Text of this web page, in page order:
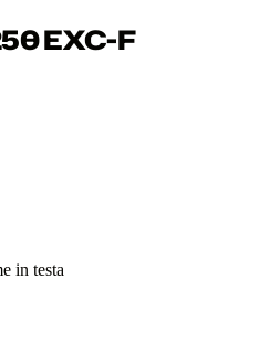
EXC-F
in testa